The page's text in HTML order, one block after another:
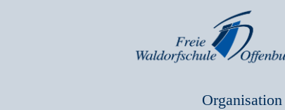
Organisation